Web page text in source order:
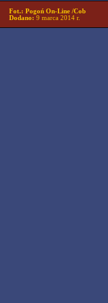
Fot.: Pogoń On-Line /Cob
Dodano: 9 marca 2014 r.